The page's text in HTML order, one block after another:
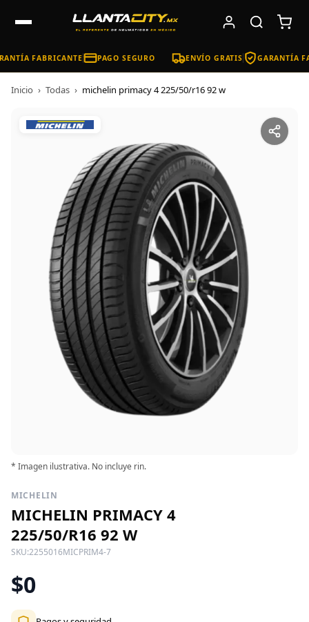
FABRICANTE PAGO SEGURO ENVÍO GRATIS GARANTÍA
Inicio › Todas › michelin primacy 4 225/50/r16 92 w
* Imagen ilustrativa. No incluye rin.
MICHELIN
MICHELIN PRIMACY 4
225/50/R16 92 W
SKU:2255016MICPRIM4-7
$0